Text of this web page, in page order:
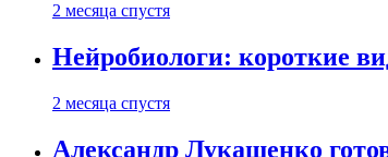
2 месяца спустя
Нейробиологи: короткие
2 месяца спустя
Александр Лукашенко